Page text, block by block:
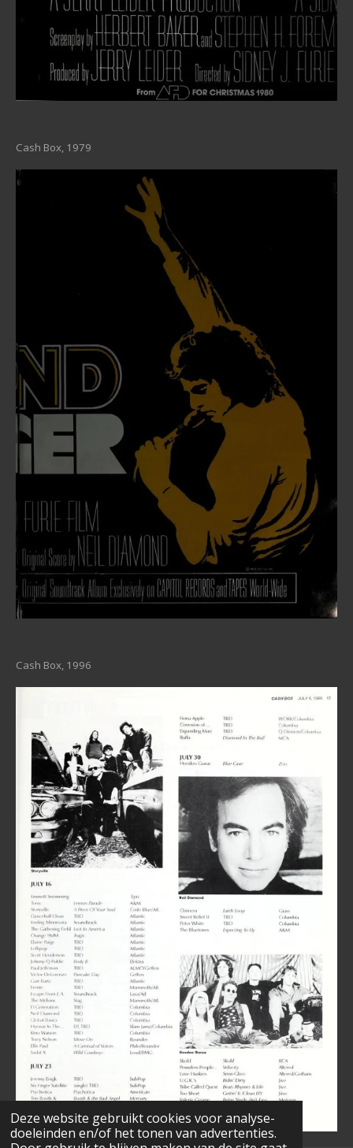
Deze website gebruikt cookies voor analyse-
doeleinden en/of het tonen van advertenties.
Cash Box, 1979
Cash Box, 1996